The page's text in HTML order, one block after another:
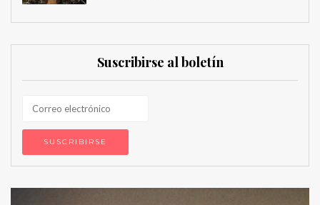
Suscribirse al boletín